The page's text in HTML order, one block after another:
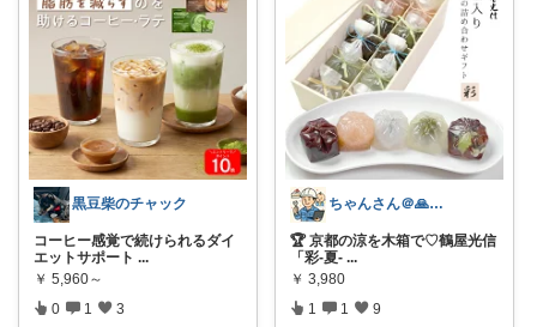
黒豆柴のチャック
コーヒー感覚で続けられるダイ
エットサポート ...
￥ 5,960～
0 1 3
ちゃんさん＠🙏kansya👶1👶0
🏆 京都の涼を木箱で♡鶴屋光信
「彩-夏- ...
￥ 3,980
1 1 9